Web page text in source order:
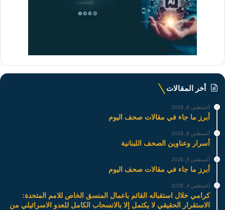
أخر المقالات
أغسطس 6, 2026
أبرز ما جاء في مقالات صحف اليوم
أغسطس 6, 2026
أسرار وعناوين الصحف اللبنانية
أغسطس 5, 2026
أبرز ما جاء في مقالات صحف اليوم
أغسطس 4, 2026
كرامي خلال استقباله القائم باعمال المنسق الخاص للامم المتحدة:
الاستقرار الحقيقي لا يكتمل إلا بالانسحاب الكامل للعدو الاسرائيلي من